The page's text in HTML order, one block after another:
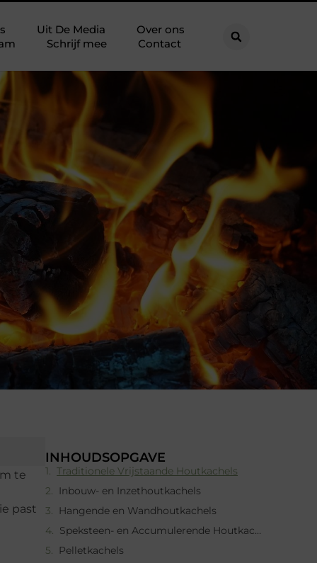
Uit De Media
Over ons
Schrijf mee Contact
te
past
INHOUDSOPGAVE
Traditionele Vrijstaande Houtkachels
Inbouw- en Inzethoutkachels
Hangende en Wandhoutkachels
Speksteen- en Accumulerende Houtkachels
Pelletkachels